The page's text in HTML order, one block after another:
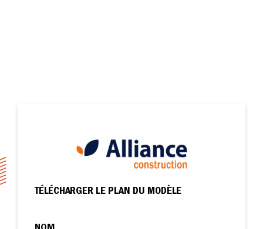
TÉLÉCHARGER LE PLAN DU MODÈLE